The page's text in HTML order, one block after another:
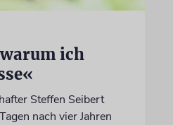
ich
Steffen Seibert
nach vier Jahren